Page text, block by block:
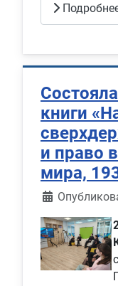
книги
и право
мира,
Информация